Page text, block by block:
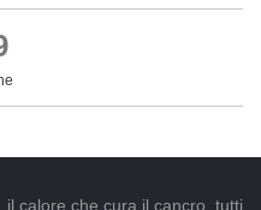
calore che cura il cancro, tutti